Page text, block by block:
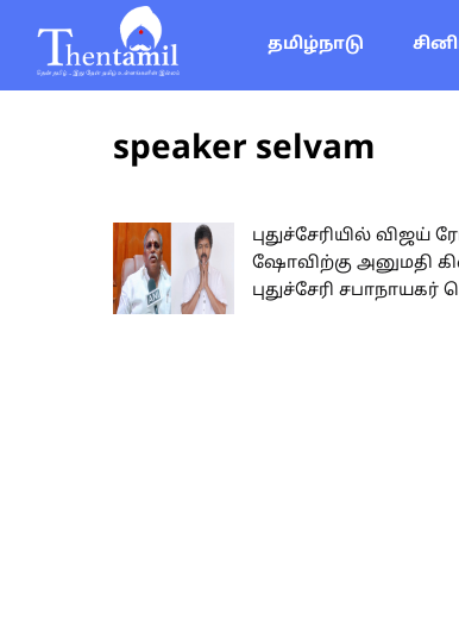
தமிழ்நாடு
speaker selvam
புதுச்சேரியில் விஜய்
ஷோவிற்கு அனுமதி
புதுச்சேரி